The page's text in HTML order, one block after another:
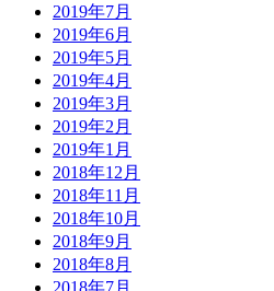
2019年7月
2019年6月
2019年5月
2019年4月
2019年3月
2019年2月
2019年1月
2018年12月
2018年11月
2018年10月
2018年9月
2018年8月